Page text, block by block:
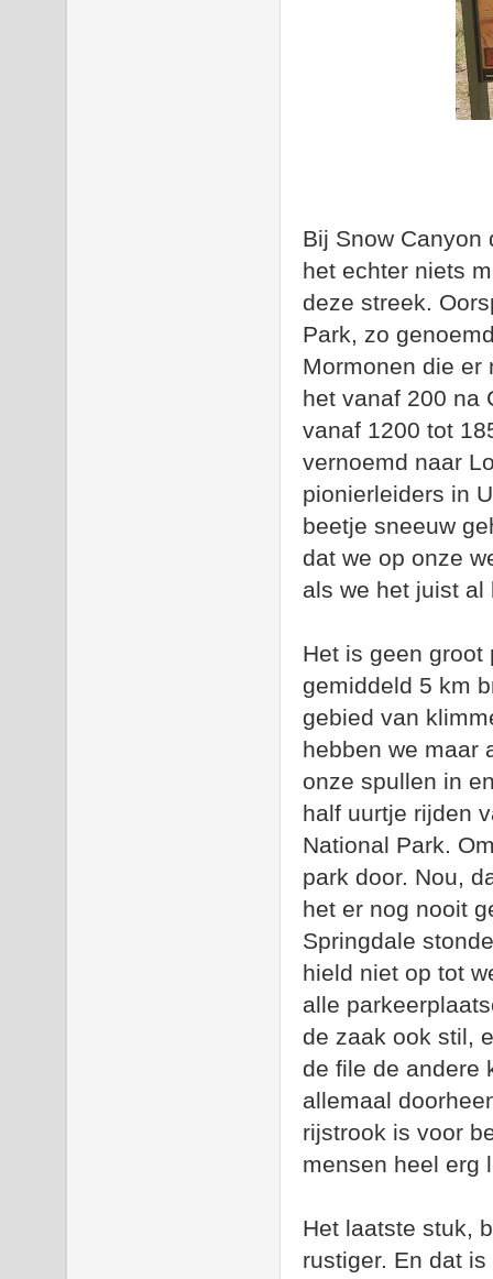
Bij Snow Canyon
het echter niets
deze streek.
Park, zo
Mormonen die er
het vanaf 200 na
vanaf 1200 tot
vernoemd naar
pionierleiders in
beetje sneeuw
dat we op onze
als we het juist
Het is geen
gemiddeld 5 km
gebied van
hebben we maar
onze spullen in
half uurtje rijden
National Park.
park door. Nou,
het er nog nooit
Springdale
hield niet op tot
alle
de zaak ook stil,
de file de andere
allemaal
rijstrook is voor
mensen heel erg
Het laatste stuk,
rustiger. En dat